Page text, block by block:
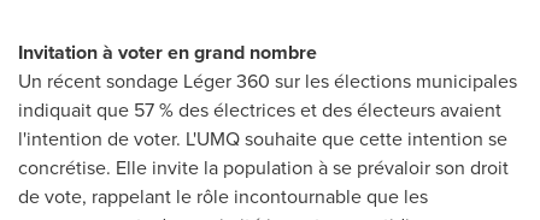
Invitation à voter en grand nombre
Un récent sondage Léger 360 sur les élections municipales
indiquait que 57 % des électrices et des électeurs avaient
l'intention de voter. L'UMQ souhaite que cette intention se
concrétise. Elle invite la population à se prévaloir son droit
de vote, rappelant le rôle incontournable que les